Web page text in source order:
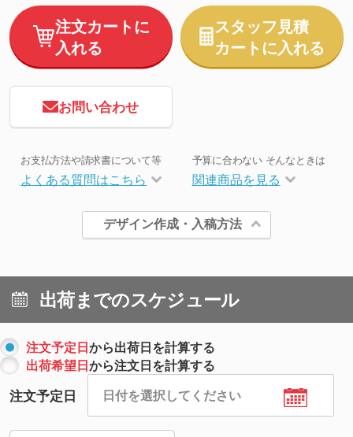
注文カートに
入れる
スタッフ見積
カートに入れる
お問い合わせ
お支払方法や請求書について等
よくある質問はこちら
予算に合わない そんなときは
関連商品を見る
デザイン作成・入稿方法
出荷までのスケジュール
注文予定日から出荷日を計算する
出荷希望日から注文日を計算する
注文予定日